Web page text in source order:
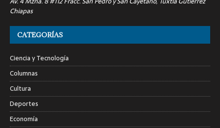
Chiapas
CATEGORÍAS
Ciencia y Tecnología
Columnas
Cultura
Deportes
Economía